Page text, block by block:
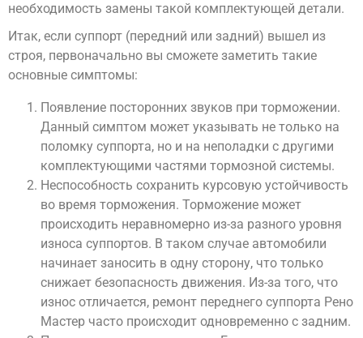
необходимость замены такой комплектующей детали.
Итак, если суппорт (передний или задний) вышел из
строя, первоначально вы сможете заметить такие
основные симптомы:
Появление посторонних звуков при торможении.
Данный симптом может указывать не только на
поломку суппорта, но и на неполадки с другими
комплектующими частями тормозной системы.
Неспособность сохранить курсовую устойчивость
во время торможения. Торможение может
происходить неравномерно из-за разного уровня
износа суппортов. В таком случае автомобили
начинает заносить в одну сторону, что только
снижает безопасность движения. Из-за того, что
износ отличается, ремонт переднего суппорта Рено
Мастер часто происходит одновременно с задним.